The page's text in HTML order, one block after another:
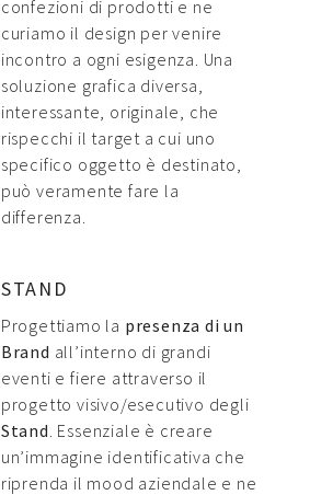
confezioni di prodotti e ne
curiamo il design per venire
incontro a ogni esigenza. Una
soluzione grafica diversa,
interessante, originale, che
rispecchi il target a cui uno
specifico oggetto è destinato,
può veramente fare la
differenza.
STAND
Progettiamo la presenza di un
Brand all’interno di grandi
eventi e fiere attraverso il
progetto visivo/esecutivo degli
Stand. Essenziale è creare
un’immagine identificativa che
riprenda il mood aziendale e ne